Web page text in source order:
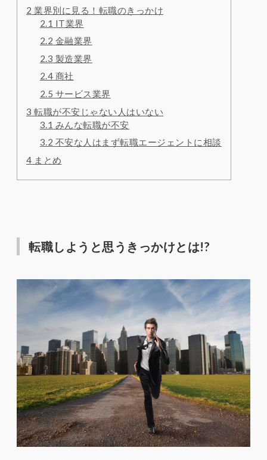
2 業界別に見る！転職のきっかけ
2.1 IT業界
2.2 金融業界
2.3 製造業界
2.4 商社
2.5 サービス業界
3 転職が不安じゃない人はいない
3.1 みんな転職が不安
3.2 不安な人はまず転職エージェントに相談
4 まとめ
転職しようと思うきっかけとは!?